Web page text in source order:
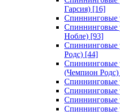
Гарсия) [16]
Спиннинговые
Спиннинговые
Нобле) [93]
Спиннинговые
Родс) [44]
Спиннинговые
(Чемпион Родс)
Спиннинговые
Спиннинговые
Спиннинговые
Спиннинговые